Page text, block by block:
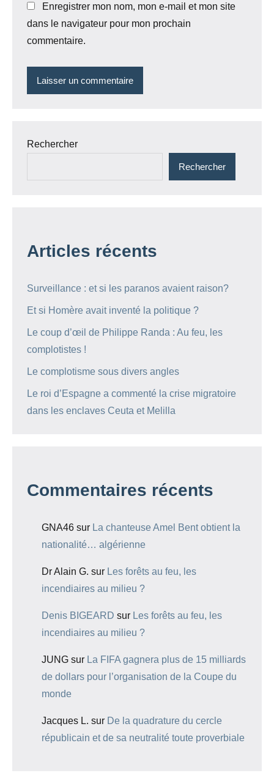
Enregistrer mon nom, mon e-mail et mon site
dans le navigateur pour mon prochain
commentaire.
Rechercher
Rechercher
Articles récents
Surveillance : et si les paranos avaient raison?
Et si Homère avait inventé la politique ?
Le coup d’œil de Philippe Randa : Au feu, les
complotistes !
Le complotisme sous divers angles
Le roi d’Espagne a commenté la crise migratoire
dans les enclaves Ceuta et Melilla
Commentaires récents
GNA46 sur La chanteuse Amel Bent obtient la
nationalité… algérienne
Dr Alain G. sur Les forêts au feu, les
incendiaires au milieu ?
Denis BIGEARD sur Les forêts au feu, les
incendiaires au milieu ?
JUNG sur La FIFA gagnera plus de 15 milliards
de dollars pour l’organisation de la Coupe du
monde
Jacques L. sur De la quadrature du cercle
républicain et de sa neutralité toute proverbiale